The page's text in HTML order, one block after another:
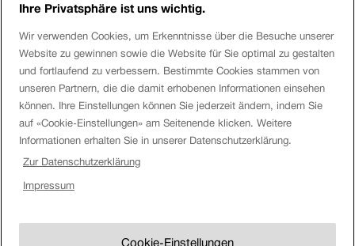
Login eServices
Social Media
Über die SBB
Disclaimer
Impressum
Ihre Privatsphäre ist uns wichtig.
Wir verwenden Cookies, um Erkenntnisse über die Besuche unserer
Website zu gewinnen sowie die Website für Sie optimal zu gestalten
und fortlaufend zu verbessern. Bestimmte Cookies stammen von
unseren Partnern, die die damit erhobenen Informationen einsehen
können. Ihre Einstellungen können Sie jederzeit ändern, indem Sie
auf «Cookie-Einstellungen» am Seitenende klicken. Weitere
Informationen erhalten Sie in unserer Datenschutzerklärung.
Zur Datenschutzerklärung
Impressum
Cookie-Einstellungen